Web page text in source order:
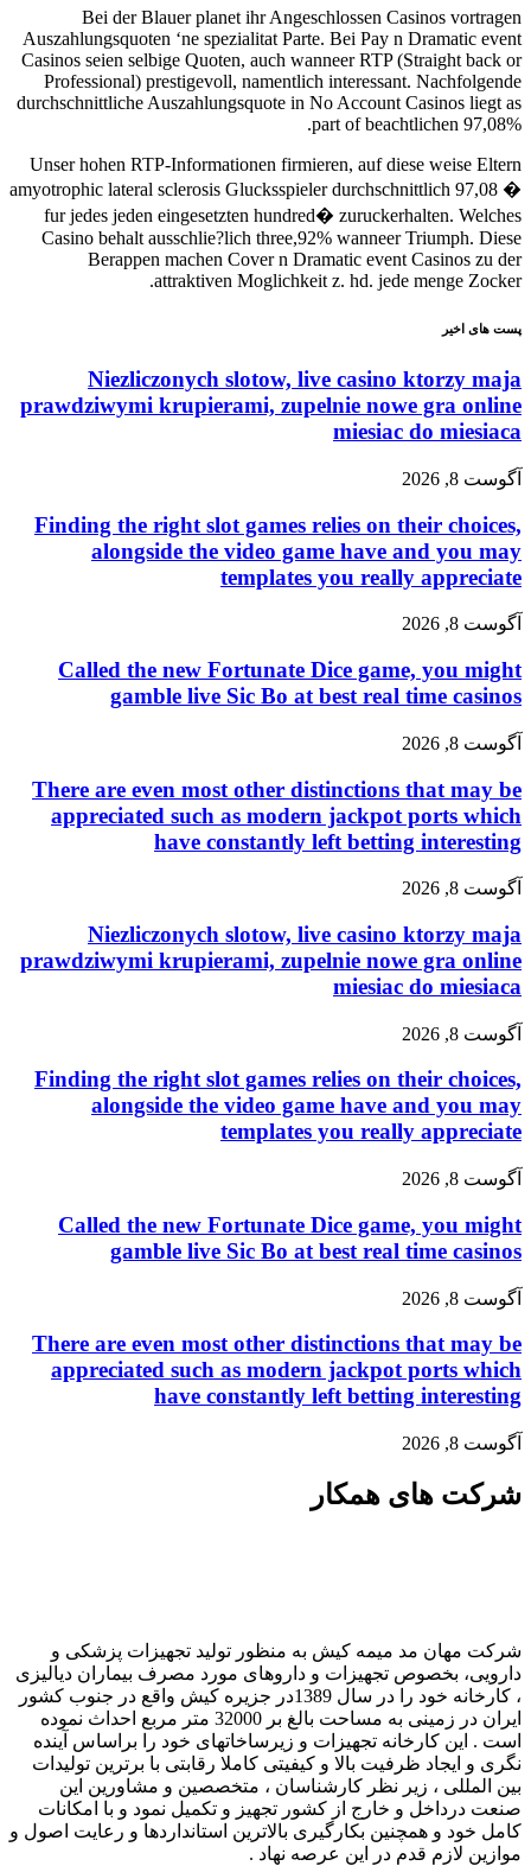
Bei der Blauer planet ihr Angeschlossen Casinos vortragen
Auszahlungsquoten ‘ne spezialitat Parte. Bei Pay n Dramatic event
Casinos seien selbige Quoten, auch wanneer RTP (Straight back or
Professional) prestigevoll, namentlich interessant. Nachfolgende
durchschnittliche Auszahlungsquote in No Account Casinos liegt as
part of beachtlichen 97,08%.
Unser hohen RTP-Informationen firmieren, auf diese weise Eltern
amyotrophic lateral sclerosis Glucksspieler durchschnittlich 97,08 �
fur jedes jeden eingesetzten hundred� zuruckerhalten. Welches
Casino behalt ausschlie?lich three,92% wanneer Triumph. Diese
Berappen machen Cover n Dramatic event Casinos zu der
attraktiven Moglichkeit z. hd. jede menge Zocker.
پست های اخیر
Niezliczonych slotow, live casino ktorzy maja
prawdziwymi krupierami, zupelnie nowe gra online
miesiac do miesiaca
آگوست 8, 2026
Finding the right slot games relies on their choices,
alongside the video game have and you may
templates you really appreciate
آگوست 8, 2026
Called the new Fortunate Dice game, you might
gamble live Sic Bo at best real time casinos
آگوست 8, 2026
There are even most other distinctions that may be
appreciated such as modern jackpot ports which
have constantly left betting interesting
آگوست 8, 2026
Niezliczonych slotow, live casino ktorzy maja
prawdziwymi krupierami, zupelnie nowe gra online
miesiac do miesiaca
آگوست 8, 2026
Finding the right slot games relies on their choices,
alongside the video game have and you may
templates you really appreciate
آگوست 8, 2026
Called the new Fortunate Dice game, you might
gamble live Sic Bo at best real time casinos
آگوست 8, 2026
There are even most other distinctions that may be
appreciated such as modern jackpot ports which
have constantly left betting interesting
آگوست 8, 2026
شرکت های همکار
شرکت مهان مد میمه کیش به منظور تولید تجهیزات پزشکی و
دارویی، بخصوص تجهیزات و داروهای مورد مصرف بیماران دیالیزی
، کارخانه خود را در سال 1389در جزیره کیش واقع در جنوب کشور
ایران در زمینی به مساحت بالغ بر 32000 متر مربع احداث نموده
است . این کارخانه تجهیزات و زیرساخاتهای خود را براساس آینده
نگری و ایجاد ظرفیت بالا و کیفیتی کاملا رقابتی با برترین تولیدات
بین المللی ، زیر نظر کارشناسان ، متخصصین و مشاورین این
صنعت درداخل و خارج از کشور تجهیز و تکمیل نمود و با امکانات
کامل خود و همچنین بکارگیری بالاترین استانداردها و رعایت اصول و
موازین لازم قدم در این عرصه نهاد .